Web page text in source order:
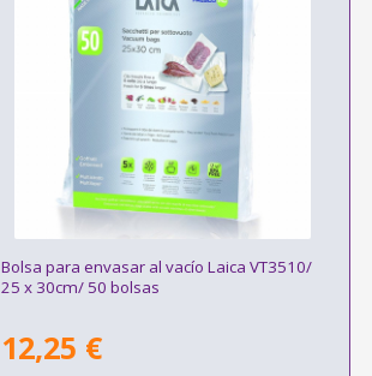
Bolsa para envasar al vacío Laica VT3510/
25 x 30cm/ 50 bolsas
12,25 €